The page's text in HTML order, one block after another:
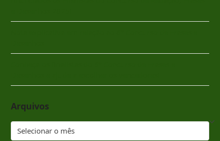
Arquivos
Arquivos